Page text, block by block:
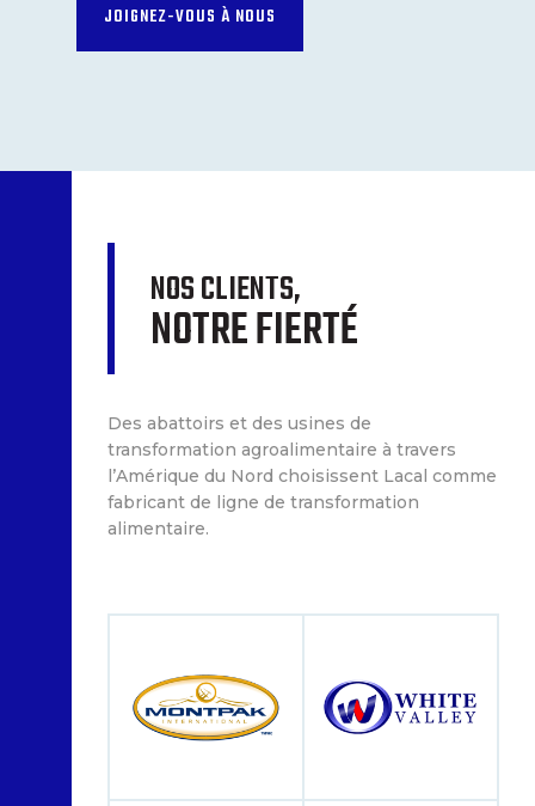
JOIGNEZ-VOUS À NOUS
NOS CLIENTS,
NOTRE FIERTÉ
Des abattoirs et des usines de
transformation agroalimentaire à travers
l’Amérique du Nord choisissent Lacal comme
fabricant de ligne de transformation
alimentaire.